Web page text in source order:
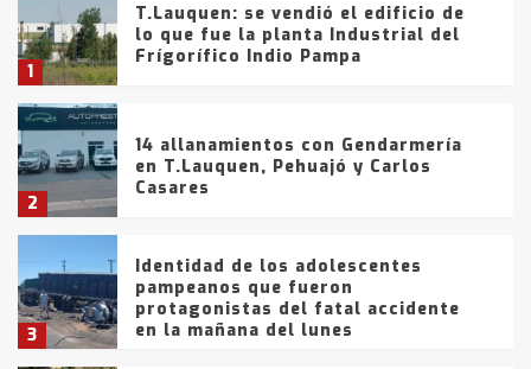
1
T.Lauquen: se vendió el edificio de
lo que fue la planta Industrial del
Frígorífico Indio Pampa
2
14 allanamientos con Gendarmería
en T.Lauquen, Pehuajó y Carlos
Casares
3
Identidad de los adolescentes
pampeanos que fueron
protagonistas del fatal accidente
en la mañana del lunes